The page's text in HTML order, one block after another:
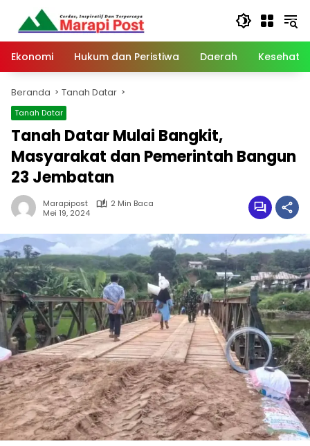
Langsung
konten
Ekonomi
Hukum dan Peristiwa Daerah
Beranda Tanah Datar
Tanah Datar
Tanah Datar Mulai Bangkit,
Masyarakat dan Pemerintah Bangun
23 Jembatan
Marapipost
2 Min Baca
Mei 19, 2024